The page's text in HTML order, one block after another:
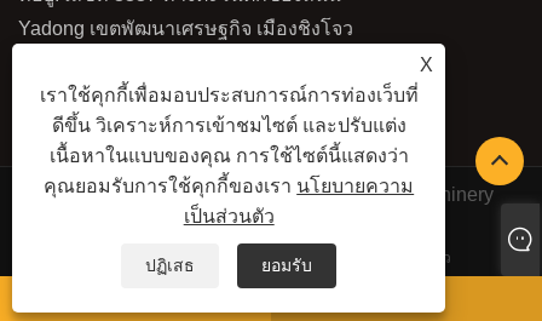
X
เราใช้คุกกี้เพื่อมอบประสบการณ์การท่องเว็บที่
ดีขึ้น วิเคราะห์การเข้าชมไซต์ และปรับแต่ง
เนื้อหาในแบบของคุณ การใช้ไซต์นี้แสดงว่า
คุณยอมรับการใช้คุกกี้ของเรา นโยบายความ
เป็นส่วนตัว
ปฏิเสธ ยอมรับ
Yadong เขตพัฒนาเศรษฐกิจ เมืองชิงโจว
อีเมล: sales@baolaimachinery.com
+86-15662587580
ลิขสิทธิ์© 2024 Qingzhou Water Conservancy Machinery
Factory Co., Ltd. สงวนลิขสิทธิ์
SITEMAP RSS XML นโยบายความเป็นส่วนตัว